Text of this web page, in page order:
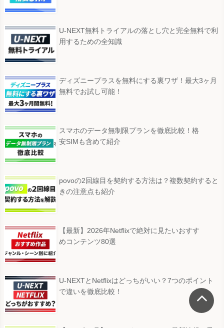
U-NEXT無料トライアルの落とし穴と完全無料で利
用するための全知識
ディズニープラスを無料にする裏ワザ！最大3ヶ月
無料でお試し可能！
スマホのデータ無制限プランを徹底比較！格
安SIMも含めて紹介
povoの2回線目を契約する方法は？複数契約すると
きの注意点も紹介
【最新】2026年Netflixで絶対に見たいおすす
めコンテンツ80選
U-NEXTとNetflixはどっちがいい？7つのポイント
で違いを徹底比較！